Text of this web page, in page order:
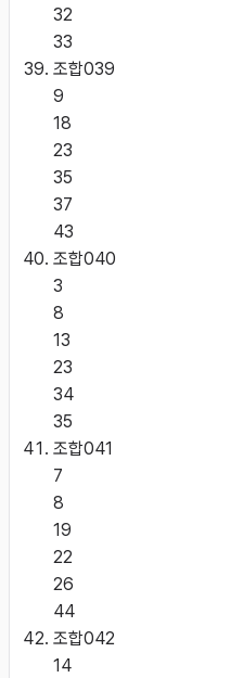
32
33
조합039
9
18
23
35
37
43
조합040
3
8
13
23
34
35
조합041
7
8
19
22
26
44
조합042
14